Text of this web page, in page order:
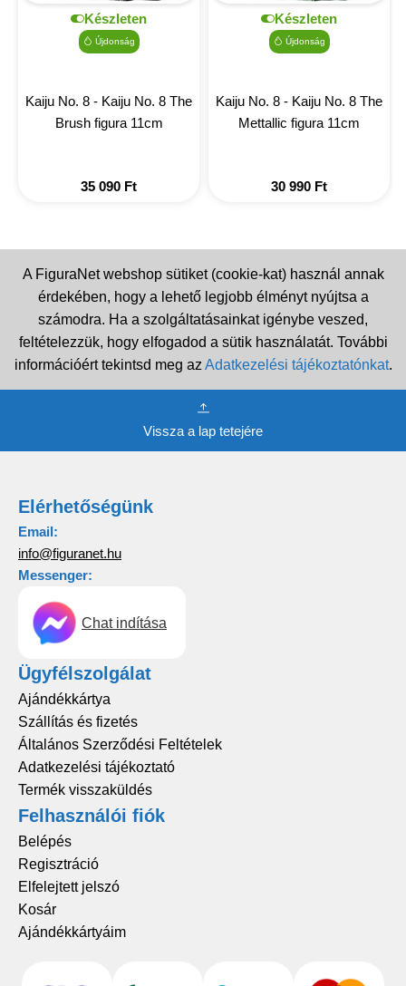
Készleten
Újdonság
Kaiju No. 8 - Kaiju No. 8 The
Brush figura 11cm
35 090 Ft
Készleten
Újdonság
Kaiju No. 8 - Kaiju No. 8 The
Mettallic figura 11cm
30 990 Ft
A FiguraNet webshop sütiket (cookie-kat) használ annak
érdekében, hogy a lehető legjobb élményt nyújtsa a
számodra. Ha a szolgáltatásainkat igénybe veszed,
feltételezzük, hogy elfogadod a sütik használatát. További
információért tekintsd meg az Adatkezelési tájékoztatónkat.
Vissza a lap tetejére
Elérhetőségünk
Email:
info@figuranet.hu
Messenger:
Chat indítása
Ügyfélszolgálat
Ajándékkártya
Szállítás és fizetés
Általános Szerződési Feltételek
Adatkezelési tájékoztató
Termék visszaküldés
Felhasználói fiók
Belépés
Regisztráció
Elfelejtett jelszó
Kosár
Ajándékkártyáim